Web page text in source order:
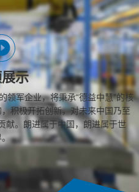
示
领军企业，将秉承“德益中慧”的核
积极开拓创新，对未来中国乃至
献。朗进属于中国，朗进属于世
。